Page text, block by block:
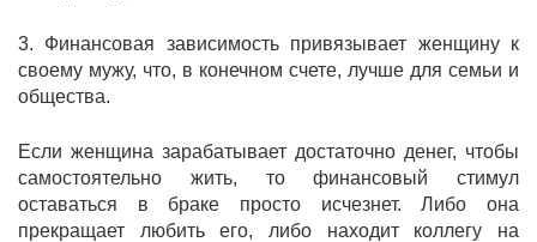
3. Финансовая зависимость привязывает женщину к
своему мужу, что, в конечном счете, лучше для семьи и
общества.
Если женщина зарабатывает достаточно денег, чтобы
самостоятельно жить, то финансовый стимул
оставаться в браке просто исчезнет. Либо она
прекращает любить его, либо находит коллегу на